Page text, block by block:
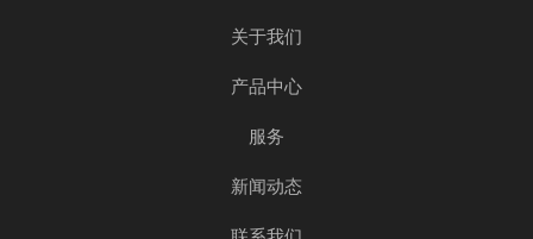
关于我们
产品中心
服务
新闻动态